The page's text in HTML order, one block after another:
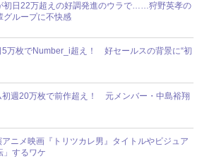
初日22万超えの好調発進のウラで……狩野英孝の
グループに不快感
5万枚でNumber_i超え！ 好セールスの背景に“初
初週20万枚で前作超え！ 元メンバー・中島裕翔
ニメ映画『トリツカレ男』タイトルやビジュア
」するワケ